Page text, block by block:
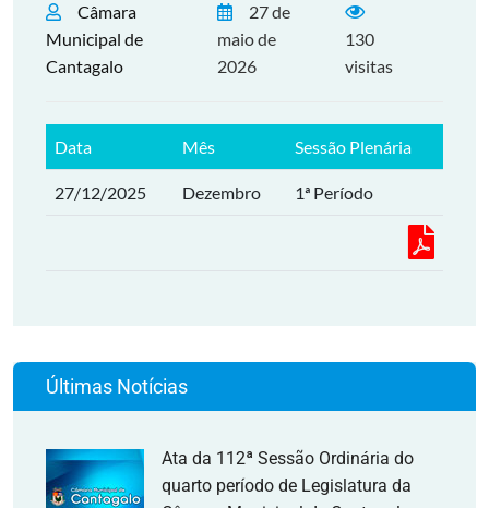
Câmara
Municipal de
Cantagalo
27 de
maio de
2026
130
visitas
Data Mês Sessão Plenária
27/12/2025 Dezembro 1ª Período
Últimas Notícias
Ata da 112ª Sessão Ordinária do
quarto período de Legislatura da